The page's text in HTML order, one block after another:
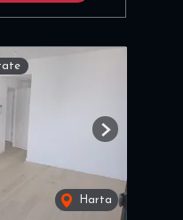
Harta
Next